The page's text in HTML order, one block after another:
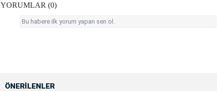
YORUMLAR (0)
Bu habere ilk yorum yapan sen ol.
ÖNERİLENLER